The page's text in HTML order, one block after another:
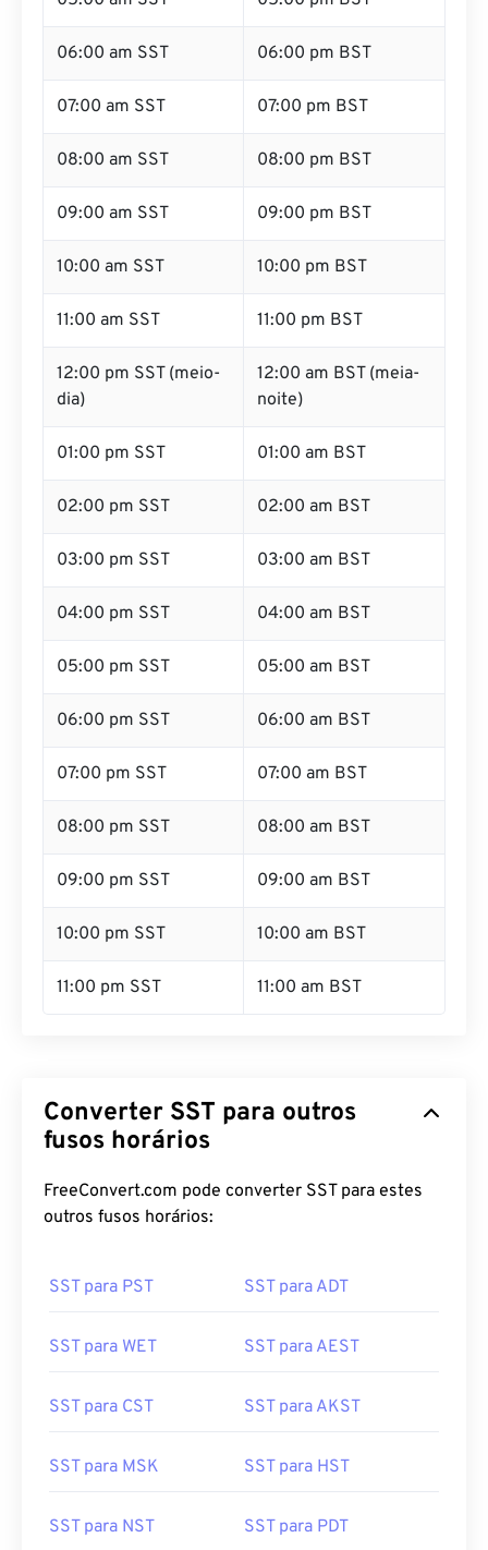
06:00 am SST 06:00 pm BST
07:00 am SST 07:00 pm BST
08:00 am SST 08:00 pm BST
09:00 am SST 09:00 pm BST
10:00 am SST 10:00 pm BST
11:00 am SST 11:00 pm BST
12:00 pm SST (meio-
dia)
12:00 am BST (meia-
noite)
01:00 pm SST 01:00 am BST
02:00 pm SST 02:00 am BST
03:00 pm SST 03:00 am BST
04:00 pm SST 04:00 am BST
05:00 pm SST 05:00 am BST
06:00 pm SST 06:00 am BST
07:00 pm SST 07:00 am BST
08:00 pm SST 08:00 am BST
09:00 pm SST 09:00 am BST
10:00 pm SST 10:00 am BST
11:00 pm SST 11:00 am BST
Converter SST para outros
fusos horários
FreeConvert.com pode converter SST para estes
outros fusos horários:
SST para PST SST para ADT
SST para WET SST para AEST
SST para CST SST para AKST
SST para MSK SST para HST
SST para NST SST para PDT